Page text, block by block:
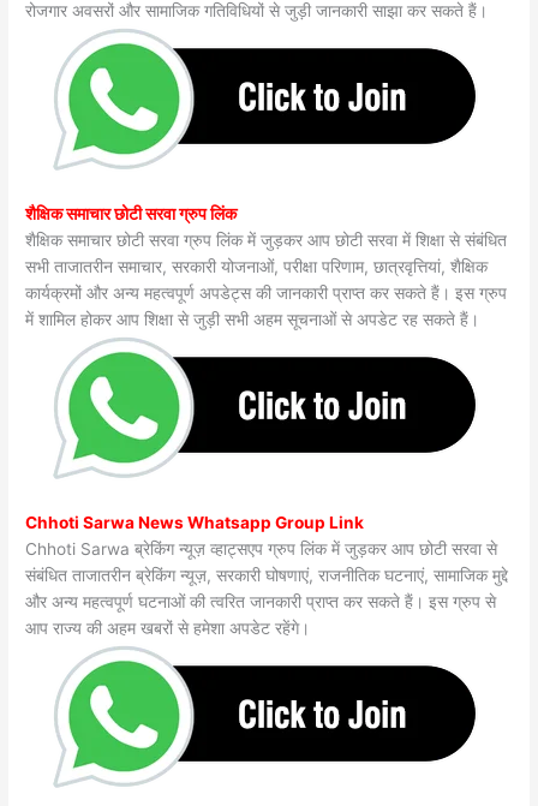
रोजगार अवसरों और सामाजिक गतिविधियों से जुड़ी जानकारी साझा कर सकते हैं।
शैक्षिक समाचार छोटी सरवा ग्रुप लिंक
शैक्षिक समाचार छोटी सरवा ग्रुप लिंक में जुड़कर आप छोटी सरवा में शिक्षा से संबंधित
सभी ताजातरीन समाचार, सरकारी योजनाओं, परीक्षा परिणाम, छात्रवृत्तियां, शैक्षिक
कार्यक्रमों और अन्य महत्वपूर्ण अपडेट्स की जानकारी प्राप्त कर सकते हैं। इस ग्रुप
में शामिल होकर आप शिक्षा से जुड़ी सभी अहम सूचनाओं से अपडेट रह सकते हैं।
Chhoti Sarwa News Whatsapp Group Link
Chhoti Sarwa ब्रेकिंग न्यूज़ व्हाट्सएप ग्रुप लिंक में जुड़कर आप छोटी सरवा से
संबंधित ताजातरीन ब्रेकिंग न्यूज़, सरकारी घोषणाएं, राजनीतिक घटनाएं, सामाजिक मुद्दे
और अन्य महत्वपूर्ण घटनाओं की त्वरित जानकारी प्राप्त कर सकते हैं। इस ग्रुप से
आप राज्य की अहम खबरों से हमेशा अपडेट रहेंगे।